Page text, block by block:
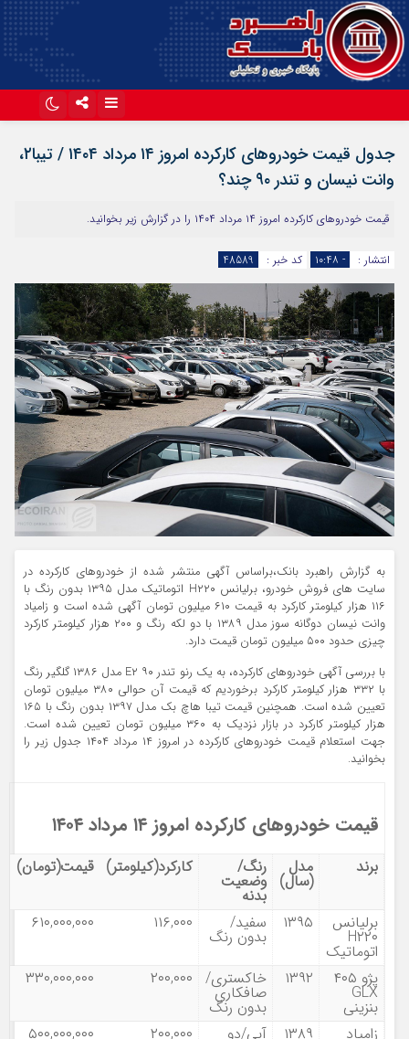
آپارات
جدول قیمت خودروهای کارکرده امروز ۱۴ مرداد ۱۴۰۴ / تیبا۲،
وانت نیسان و تندر ۹۰ چند؟
قیمت خودروهای کارکرده امروز ۱۴ مرداد ۱۴۰۴ را در گزارش زیر بخوانید.
انتشار : - ۱۰:۴۸ کد خبر : 48589
به گزارش راهبرد بانک،براساس آگهی منتشر شده از خودروهای کارکرده در
سایت های فروش خودرو، برلیانس H۲۲۰ اتوماتیک مدل ۱۳۹۵ بدون رنگ با
۱۱۶ هزار کیلومتر کارکرد به قیمت ۶۱۰ میلیون تومان آگهی شده است و زامیاد
وانت نیسان دوگانه سوز مدل ۱۳۸۹ با دو لکه رنگ و ۲۰۰ هزار کیلومتر کارکرد
چیزی حدود ۵۰۰ میلیون تومان قیمت دارد.
با بررسی آگهی خودروهای کارکرده، به یک رنو تندر ۹۰ E۲ مدل ۱۳۸۶ گلگیر رنگ
با ۳۳۲ هزار کیلومتر کارکرد برخوردیم که قیمت آن حوالی ۳۸۰ میلیون تومان
تعیین شده است. همچنین قیمت تیبا هاچ بک مدل ۱۳۹۷ بدون رنگ با ۱۶۵
هزار کیلومتر کارکرد در بازار نزدیک به ۳۶۰ میلیون تومان تعیین شده است.
جهت استعلام قیمت خودروهای کارکرده در امروز ۱۴ مرداد ۱۴۰۴ جدول زیر را
بخوانید.
قیمت خودروهای کارکرده امروز ۱۴ مرداد ۱۴۰۴
برند مدل
(سال)
رنگ/
وضعیت
بدنه
کارکرد(کیلومتر) قیمت(تومان)
برلیانس
H۲۲۰
اتوماتیک
۱۳۹۵ سفید/
بدون رنگ
۱۱۶,۰۰۰ ۶۱۰,۰۰۰,۰۰۰
پژو ۴۰۵
GLX
بنزینی
۱۳۹۲ خاکستری/
صافکاری
بدون رنگ
۲۰۰,۰۰۰ ۳۳۰,۰۰۰,۰۰۰
زامیاد ۱۳۸۹ آبی/دو ۲۰۰,۰۰۰ ۵۰۰,۰۰۰,۰۰۰